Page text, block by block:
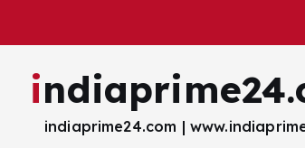
indiaprime24.com |